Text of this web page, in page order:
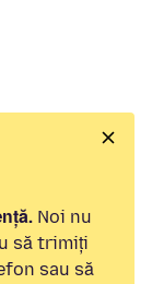
Noi nu
să trimiți
sau să